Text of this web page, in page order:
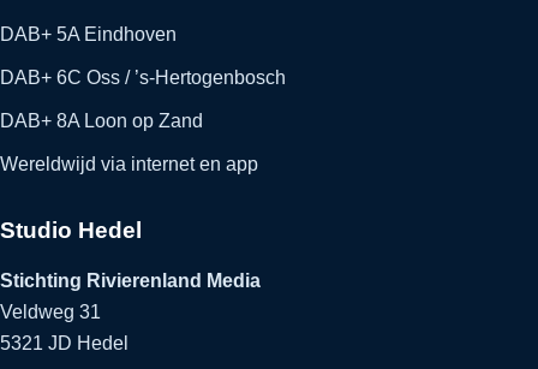
DAB+ 5A Eindhoven
DAB+ 6C Oss / ’s-Hertogenbosch
DAB+ 8A Loon op Zand
Wereldwijd via internet en app
Studio Hedel
Stichting Rivierenland Media
Veldweg 31
5321 JD Hedel